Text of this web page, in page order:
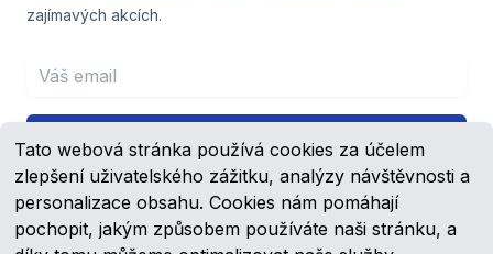
Tato webová stránka používá cookies za účelem
zlepšení uživatelského zážitku, analýzy návštěvnosti a
personalizace obsahu. Cookies nám pomáhají
pochopit, jakým způsobem používáte naši stránku, a
zajímavých akcích.
Email address
Přihlášení
FacebookYouTube